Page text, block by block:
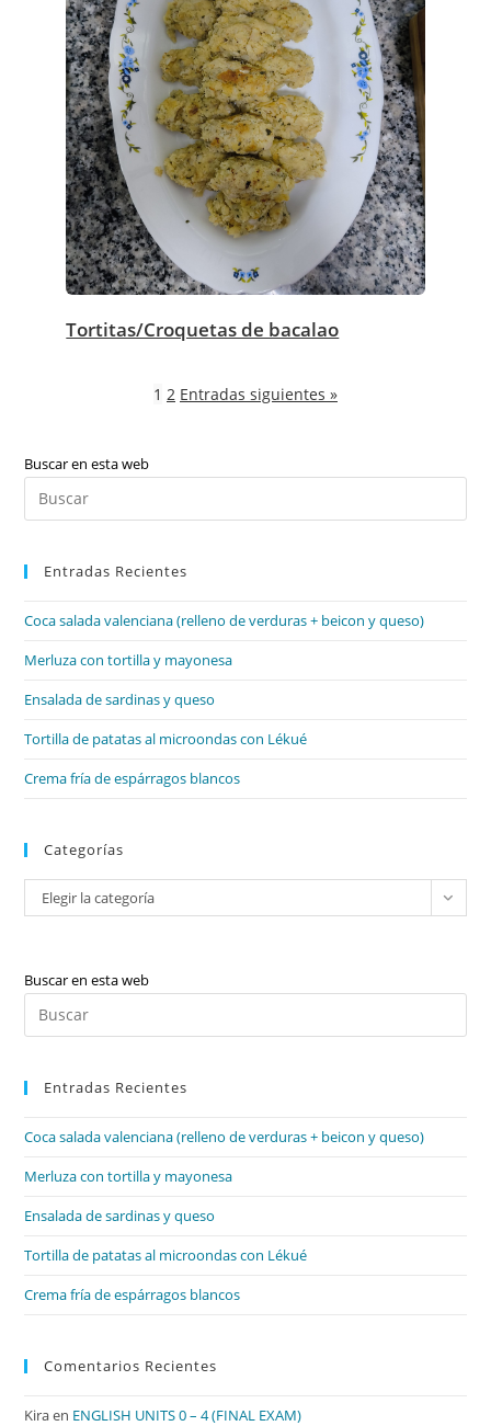
Tortitas/Croquetas de bacalao
1 2 Entradas siguientes »
Buscar en esta web
Entradas Recientes
Coca salada valenciana (relleno de verduras + beicon y queso)
Merluza con tortilla y mayonesa
Ensalada de sardinas y queso
Tortilla de patatas al microondas con Lékué
Crema fría de espárragos blancos
Categorías
Categorías
Elegir la categoría
Buscar en esta web
Entradas Recientes
Coca salada valenciana (relleno de verduras + beicon y queso)
Merluza con tortilla y mayonesa
Ensalada de sardinas y queso
Tortilla de patatas al microondas con Lékué
Crema fría de espárragos blancos
Comentarios Recientes
Kiraen ENGLISH UNITS 0 – 4 (FINAL EXAM)